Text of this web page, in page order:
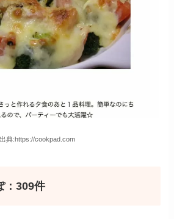
出典:https://cookpad.com
：309件